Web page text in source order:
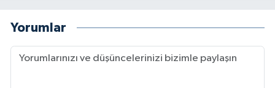
Yorumlar